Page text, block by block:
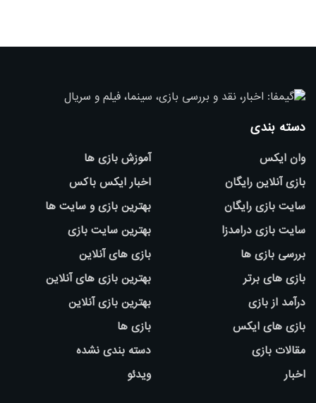
دسته بندی
وان ایکس
بازی آنلاین رایگان
سایت بازی رایگان
سایت بازی درامدزا
بررسی بازی ها
بازی های برتر
درآمد از بازی
بازی های ایکس
مقالات بازی
اخبار
آموزش بازی ها
اخبار ایکس باکس
بهترین بازی و سایت ها
بهترین سایت بازی
بازی های آنلاین
بهترین بازی های آنلاین
بهترین بازی آنلاین
بازی ها
دسته بندی نشده
ویدئو